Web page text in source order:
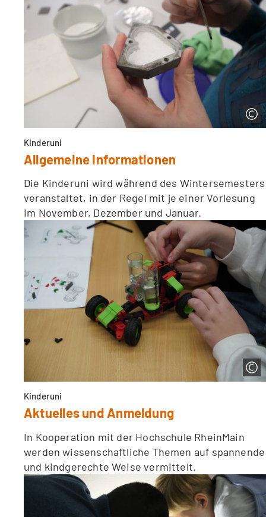
Kinderuni
Allgemeine Informationen
Die Kinderuni wird während des Wintersemesters
veranstaltet, in der Regel mit je einer Vorlesung
im November, Dezember und Januar.
Kinderuni
Aktuelles und Anmeldung
In Kooperation mit der Hochschule RheinMain
werden wissenschaftliche Themen auf spannende
und kindgerechte Weise vermittelt.